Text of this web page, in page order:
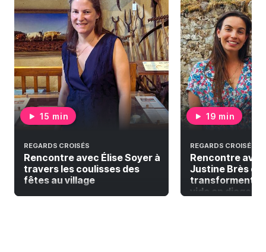
15 min
REGARDS CROISÉS
Rencontre avec Élise Soyer à
travers les coulisses des
fêtes au village
19 min
REGARDS CROISÉS
Rencontre
Justine Brès qui
transforment la
vide en